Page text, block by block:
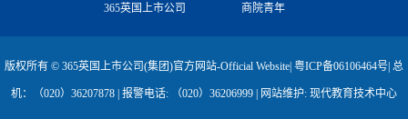
365英国上市公司 商院青年
版权所有 © 365英国上市公司(集团)官方网站-Official Website| 粤ICP备06106464号 | 总
机：（020）36207878 | 报警电话: （020）36206999 | 网站维护: 现代教育技术中心